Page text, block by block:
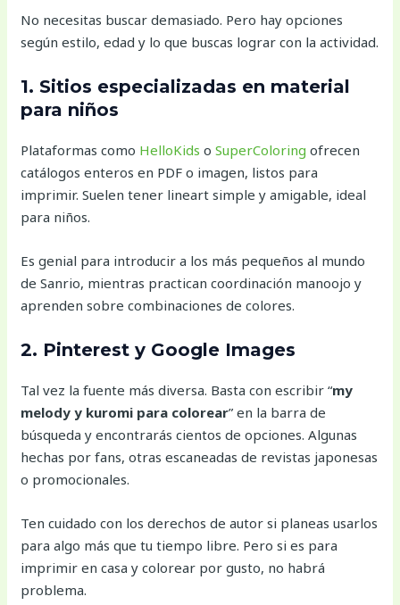
No necesitas buscar demasiado. Pero hay opciones
según estilo, edad y lo que buscas lograr con la actividad.
1. Sitios especializadas en material
para niños
Plataformas como HelloKids oSuperColoring ofrecen
catálogos enteros en PDF o imagen, listos para
imprimir. Suelen tener lineart simple y amigable, ideal
para niños.
Es genial para introducir a los más pequeños al mundo
de Sanrio, mientras practican coordinación manoojo y
aprenden sobre combinaciones de colores.
2. Pinterest y Google Images
Tal vez la fuente más diversa. Basta con escribir “my
melody y kuromi para colorear” en la barra de
búsqueda y encontrarás cientos de opciones. Algunas
hechas por fans, otras escaneadas de revistas japonesas
o promocionales.
Ten cuidado con los derechos de autor si planeas usarlos
para algo más que tu tiempo libre. Pero si es para
imprimir en casa y colorear por gusto, no habrá
problema.